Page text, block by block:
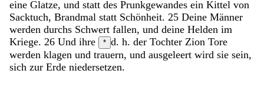
eine Glatze, und statt des Prunkgewandes ein Kittel von
Sacktuch, Brandmal statt Schönheit. 25 Deine Männer
werden durchs Schwert fallen, und deine Helden im
Kriege. 26 Und ihre * d. h. der Tochter Zion Tore
werden klagen und trauern, und ausgeleert wird sie sein,
sich zur Erde niedersetzen.